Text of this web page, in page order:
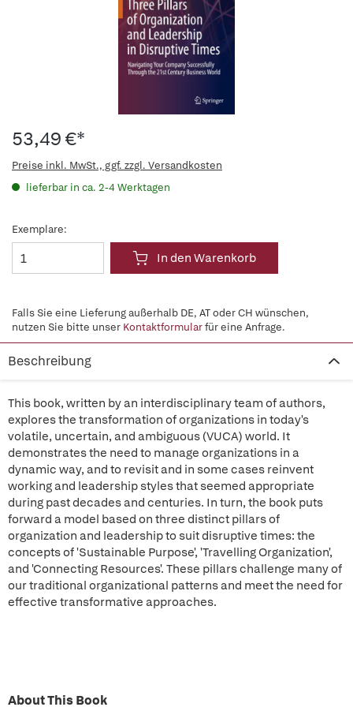
53,49 €*
Preise inkl. MwSt., ggf. zzgl. Versandkosten
lieferbar in ca. 2-4 Werktagen
Exemplare:
In den Warenkorb
Falls Sie eine Lieferung außerhalb DE, AT oder CH wünschen,
nutzen Sie bitte unser Kontaktformularfür eine Anfrage.
Beschreibung
This book, written by an interdisciplinary team of authors,
explores the transformation of organizations in today's
volatile, uncertain, and ambiguous (VUCA) world. It
demonstrates the need to manage organizations in a
dynamic way, and to revisit and in some cases reinvent
working and leadership styles that seemed appropriate
during past decades and centuries. In turn, the book puts
forward a model based on three distinct pillars of
organization and leadership to suit disruptive times: the
concepts of 'Sustainable Purpose', 'Travelling Organization',
and 'Connecting Resources'. These pillars challenge many of
our traditional organizational patterns and meet the need for
effective transformative approaches.
About This Book